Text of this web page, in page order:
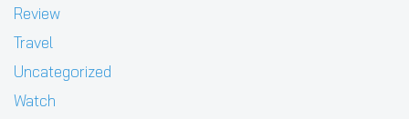
Review
Travel
Uncategorized
Watch